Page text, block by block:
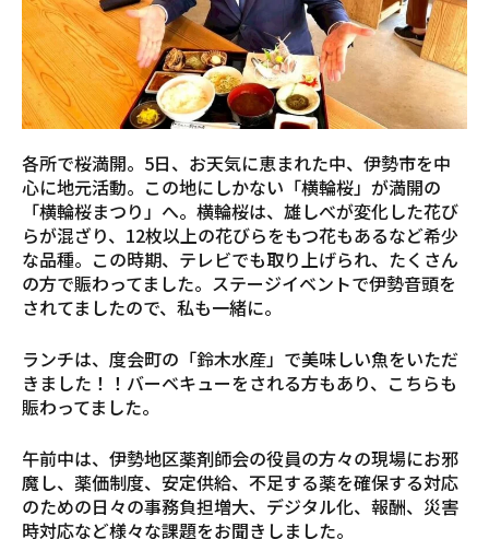
各所で桜満開。5日、お天気に恵まれた中、伊勢市を中
心に地元活動。この地にしかない「横輪桜」が満開の
「横輪桜まつり」へ。横輪桜は、雄しべが変化した花び
らが混ざり、12枚以上の花びらをもつ花もあるなど希少
な品種。この時期、テレビでも取り上げられ、たくさん
の方で賑わってました。ステージイベントで伊勢音頭を
されてましたので、私も一緒に。
ランチは、度会町の「鈴木水産」で美味しい魚をいただ
きました！！バーベキューをされる方もあり、こちらも
賑わってました。
午前中は、伊勢地区薬剤師会の役員の方々の現場にお邪
魔し、薬価制度、安定供給、不足する薬を確保する対応
のための日々の事務負担増大、デジタル化、報酬、災害
時対応など様々な課題をお聞きしました。